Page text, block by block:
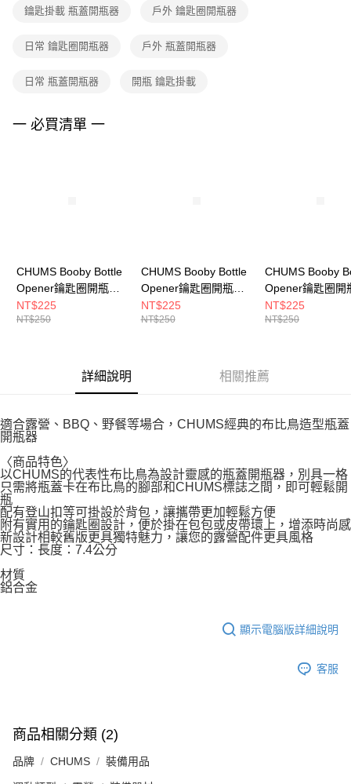
權轉讓予恩沛科技股份有限公司。
３．未成年的使用者請事先徵得法定代理人或監護人之同意方可使用
任。
請求用戶進行身份認證。
５．嚴禁一人註冊多個帳號或使用他人資訊註冊。若發現惡意使用之情形，
鑰匙掛載 瓶蓋開瓶器 戶外 鑰匙圈開瓶器
日常 鑰匙圈開瓶器 戶外 瓶蓋開瓶器
日常 瓶蓋開瓶器 開瓶 鑰匙掛載
一 必買清單 一
CHUMS Booby Bottle
Opener鑰匙圈開瓶器
CH622050T001
NT$225
NT$250
CHUMS Booby Bottle
Opener鑰匙圈開瓶器
CH622050R001
NT$225
NT$250
CHUMS Booby
Opener鑰匙圈開
CH622050Y001
NT$225
NT$250
詳細說明 相關推薦
適合露營、BBQ、野餐等場合，CHUMS經典的布比鳥造型瓶蓋
開瓶器
〈商品特色〉
以CHUMS的代表性布比鳥為設計靈感的瓶蓋開瓶器，別具一格
只需將瓶蓋卡在布比鳥的腳部和CHUMS標誌之間，即可輕鬆開
瓶
配有登山扣等可掛設於背包，讓攜帶更加輕鬆方便
附有實用的鑰匙圈設計，便於掛在包包或皮帶環上，增添時尚感
新設計相較舊版更具獨特魅力，讓您的露營配件更具風格
尺寸：長度：7.4公分
材質
鋁合金
顯示電腦版詳細說明
客服
商品相關分類 (2)
品牌 CHUMS 裝備用品